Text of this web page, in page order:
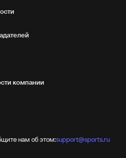
компании
нам об этом:support@sports.ru